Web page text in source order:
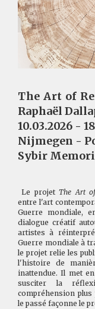
The Art of
Raphaël
10.03.2026 -
Nijmegen -
Sybir
Le projetThe Art
entre l'art
Guerre mondiale,
dialogue créatif
artistes à
Guerre mondiale à
le projet relie les
l'histoire de
inattendue. Il met
susciter la
compréhension
le passé façonne le